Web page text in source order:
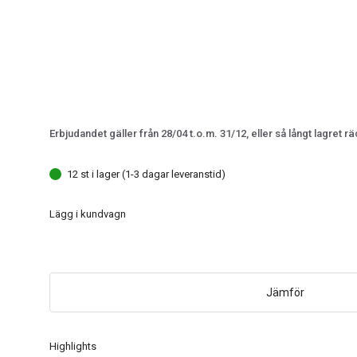
Highlights
Erbjudandet gäller från 28/04 t.o.m. 31/12, eller så långt lagret
12 st i lager (1-3 dagar leveranstid)
Lägg i kundvagn
Jämför